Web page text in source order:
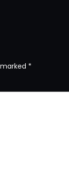
*